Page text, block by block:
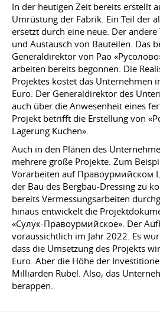
In der heutigen Zeit bereits erstellt
Umrüstung der Fabrik. Ein Teil der
ersetzt durch eine neue. Der
und Austausch von Bauteilen. Das
Generaldirektor von Pao
arbeiten bereits begonnen. Die
Projektes kostet das Unternehmen
Euro. Der Generaldirektor des
auch über die Anwesenheit eines
Projekt betrifft die Erstellung von
Lagerung Kuchen».
Auch in den Plänen des
mehrere große Projekte. Zum
Vorarbeiten auf Правоурмийском
der Bau des Bergbau-Dressing zu
bereits Vermessungsarbeiten
hinaus entwickelt die
«Сулук-Правоурмийское». Der
voraussichtlich im Jahr 2022. Es
dass die Umsetzung des Projekts
Euro. Aber die Höhe der
Milliarden Rubel. Also, das
berappen.